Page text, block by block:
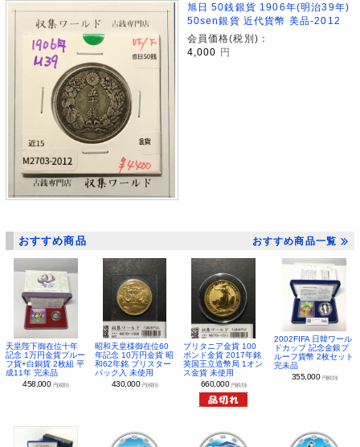
旭日 50銭銀貨 1906年(明治39年)
50sen銀貨 近代貨幣 美品-2012
会員価格(税別)：
4,000
円
おすすめ商品 おすすめ商品一覧
天皇陛下御在位十年
記念 1万円金貨プルー
フ貨+白銅貨 2枚組 平
成11年 完未品
458,000 円(税別)
昭和天皇様御在位60
年記念 10万円金貨 昭
和62年銘 ブリスター
パック入 未使用
430,000 円(税別)
ブリタニア金貨 100
ポンド金貨 2017年銘
英国王立造幣局 1オン
ス金貨 未使用
660,000 円(税別)
2002FIFA 日韓ワール
ドカップ 記念金銀プ
ルーフ貨幣 2枚セット
完未品
355,000 円(税別)